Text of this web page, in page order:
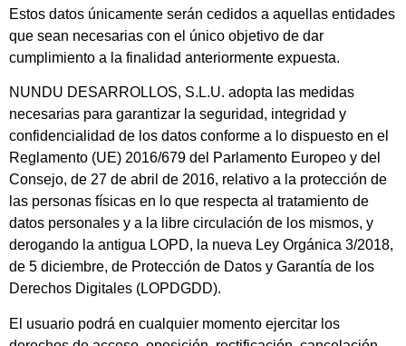
Estos datos únicamente serán cedidos a aquellas entidades
que sean necesarias con el único objetivo de dar
cumplimiento a la finalidad anteriormente expuesta.
NUNDU DESARROLLOS, S.L.U. adopta las medidas
necesarias para garantizar la seguridad, integridad y
confidencialidad de los datos conforme a lo dispuesto en el
Reglamento (UE) 2016/679 del Parlamento Europeo y del
Consejo, de 27 de abril de 2016, relativo a la protección de
las personas físicas en lo que respecta al tratamiento de
datos personales y a la libre circulación de los mismos, y
derogando la antigua LOPD, la nueva Ley Orgánica 3/2018,
de 5 diciembre, de Protección de Datos y Garantía de los
Derechos Digitales (LOPDGDD).
El usuario podrá en cualquier momento ejercitar los